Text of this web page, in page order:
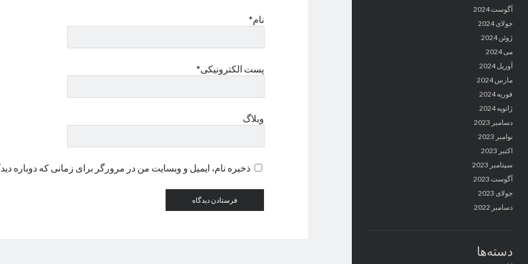
آگوست 2024
جولای 2024
ژوئن 2024
می 2024
آوریل 2024
مارس 2024
فوریه 2024
ژانویه 2024
دسامبر 2023
نوامبر 2023
اکتبر 2023
سپتامبر 2023
آگوست 2023
جولای 2023
دسامبر 2022
دسته‌ها
نام*
پست الکترونیکی*
وبلاگ
ذخیره نام، ایمیل و وبسایت من در مرورگر برای زمانی که دوباره